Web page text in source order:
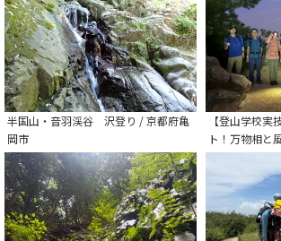
半国山・音羽渓谷 沢登り / 京都府亀
岡市
【登山学校
ト！万物相と